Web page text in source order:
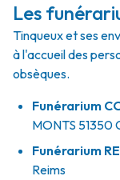
Les
Tinqueux et ses
à l'accueil des
obsèques.
Funérarium
MONTS 51350
Funérarium
Reims